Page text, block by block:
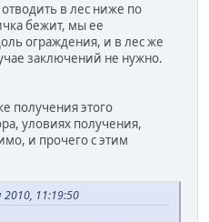
в лес ниже по
бежит, мы ее
ограждения, и в лес же
заключений не нужно.
получения этого
уловиях получения,
и прочего с этим
11:19:50